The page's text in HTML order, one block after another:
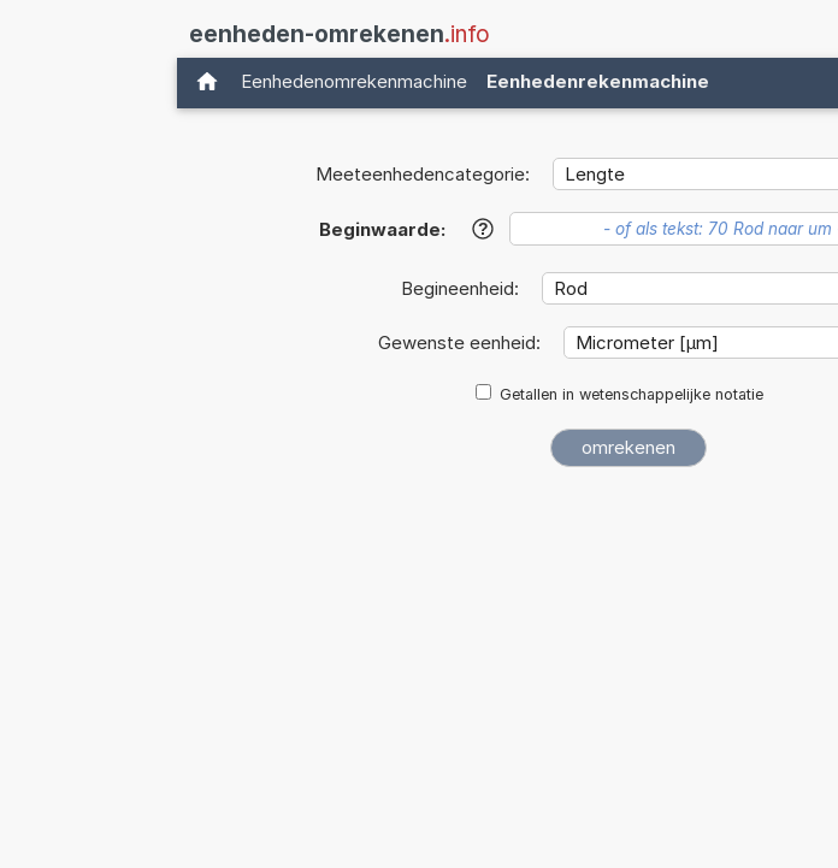
eenheden-omrekenen.info
Eenhedenomrekenmachine Eenhedenrekenmachine
Meeteenhedencategorie:
Beginwaarde: ?
Begineenheid:
Gewenste eenheid:
Getallen in wetenschappelijke notatie